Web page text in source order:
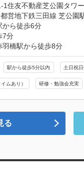
1住友不動産芝公園タワー
営地下鉄三田線 芝公園
から徒歩6分
7分
橋駅から徒歩8分
駅から徒歩5分以内 土日祝
ムあり） 研修・勉強会充実
る